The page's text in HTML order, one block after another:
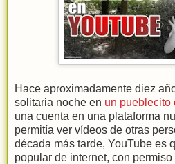
Hace aproximadamente diez
solitaria noche en un pueblecito
una cuenta en una plataforma
permitía ver vídeos de otras
década más tarde, YouTube es
popular de internet, con